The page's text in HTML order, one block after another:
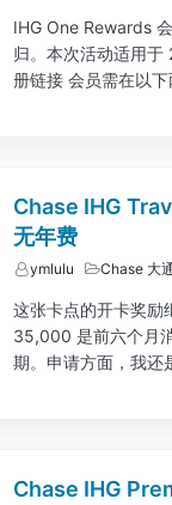
IHG One Rewards
归。本次活动适用
册链接 会员需在以
Chase IHG
无年费
ymlulu Chase 大
这张卡点的开卡奖
35,000 是前六个月
期。申请方面，我还
Chase IHG